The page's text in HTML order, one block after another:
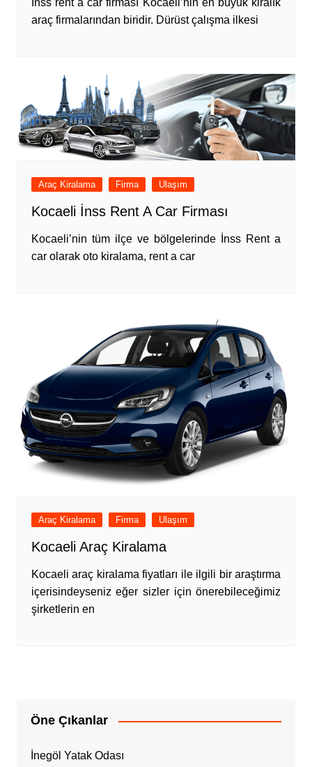
araç firmalarından biridir. Dürüst çalışma ilkesi
Araç Kiralama Firma Ulaşım
Kocaeli İnss Rent A Car Firması
Kocaeli’nin tüm ilçe ve bölgelerinde İnss Rent a
car olarak oto kiralama, rent a car
Araç Kiralama Firma Ulaşım
Kocaeli Araç Kiralama
Kocaeli araç kiralama fiyatları ile ilgili bir araştırma
içerisindeyseniz eğer sizler için önerebileceğimiz
şirketlerin en
Öne Çıkanlar
İnegöl Yatak Odası